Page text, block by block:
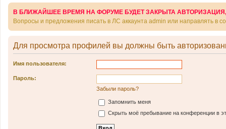
В БЛИЖАЙШЕЕ ВРЕМЯ НА ФОРУМЕ БУДЕТ ЗАКРЫТА
Вопросы и предложения писать в ЛС аккаунта admin или направлять в
Для просмотра профилей вы должны быть
Имя пользователя:
Пароль:
Забыли пароль?
Запомнить меня
Скрыть моё пребывание на конференции в